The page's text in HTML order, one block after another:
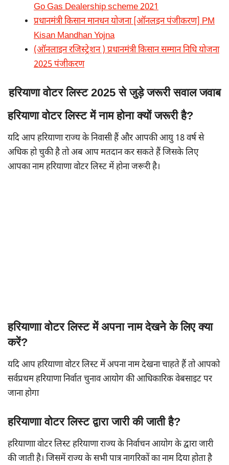
Go Gas Dealership scheme 2021
प्रधानमंत्री किसान मानधन योजना [ऑनलइन पंजीकरण] PM
Kisan Mandhan Yojna
(ऑनलाइन रजिस्ट्रेशन ) प्रधानमंत्री किसान सम्मान निधि योजना
2025 पंजीकरण
हरियाणा वोटर लिस्ट 2025 से जुड़े जरूरी सवाल जवाब
हरियाणा वोटर लिस्ट में नाम होना क्यों जरूरी है?
यदि आप हरियाणा राज्य के निवासी हैं और आपकी आयु 18 वर्ष से
अधिक हो चुकी है तो अब आप मतदान कर सकते हैं जिसके लिए
आपका नाम हरियाणा वोटर लिस्ट में होना जरूरी है।
हरियाणाा वोटर लिस्ट में अपना नाम देखने के लिए क्या
करें?
यदि आप हरियाणा वोटर लिस्ट में अपना नाम देखना चाहते हैं तो आपको
सर्वप्रथम हरियाणा निर्वात चुनाव आयोग की आधिकारिक वेबसाइट पर
जाना होगा
हरियाणाा वोटर लिस्ट द्वारा जारी की जाती है?
हरियाणाा वोटर लिस्ट हरियाणा राज्य के निर्वाचन आयोग के द्वारा जारी
की जाती है। जिसमें राज्य के सभी पात्र नागरिकों का नाम दिया होता है